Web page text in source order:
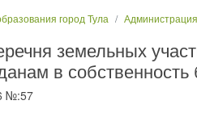
город Тула
земельных
в
№:57